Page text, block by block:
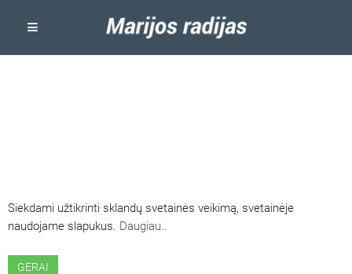
Siekdami užtikrinti sklandų svetainės veikimą, svetainėje
naudojame slapukus. Daugiau..
GERAI